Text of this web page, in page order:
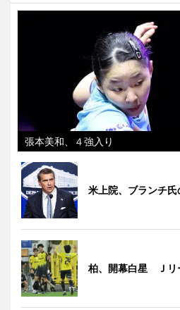
張本美和、４強入り
米上院、ブランチ
柏、開幕白星 Ｊリ